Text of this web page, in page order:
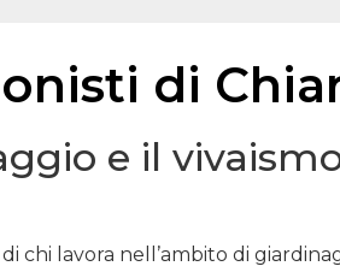
di
e il
chi lavora nell’ambito di